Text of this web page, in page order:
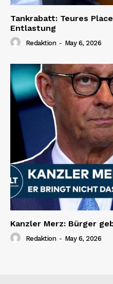
Tankrabatt: Teures
Entlastung
Redaktion - May 6, 2026
Kanzler Merz: Bürger
Redaktion - May 6, 2026